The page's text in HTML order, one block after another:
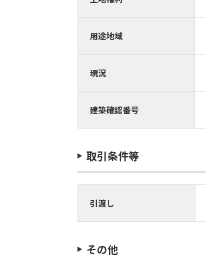
用途地域
現況
建築確認番号
取引条件等
引渡し
その他